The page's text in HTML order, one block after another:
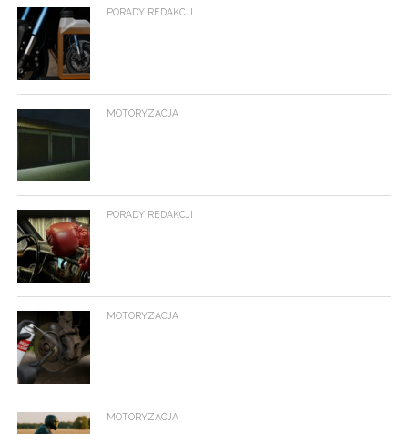
PORADY REDAKCJI
MOTORYZACJA
PORADY REDAKCJI
MOTORYZACJA
MOTORYZACJA